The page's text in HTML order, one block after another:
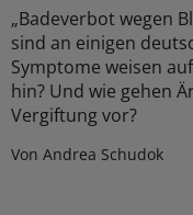
„Badeverbot wegen
sind an einigen
Symptome weisen
hin? Und wie gehen
Vergiftung vor?
Von Andrea Schudok